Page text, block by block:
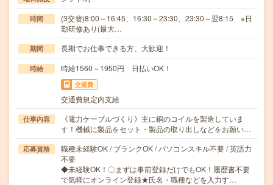
時間
(3交替)8:00～16:45、16:30～23:30、23:30～翌8:15 ※日
勤研修あり(最大…
期間 長期でお仕事できる方、大歓迎！
時給 時給1560～1950円 日払いOK！
交通費
交通費規定内支給
仕事内容
《電力ケーブルづくり》主に銅のコイルを製造していま
す！機械に製品をセット・製品の取り出しなどをお願い…
応募資格
職種未経験OK / ブランクOK / パソコンスキル不要 / 英語力
不要
◆未経験OK！〇まずは事前登録だけでもOK！履歴書不要
で気軽にオンライン登録★氏名・職種などを入力す…